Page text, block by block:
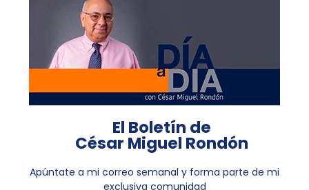
El Boletín de
César Miguel Rondón
Apúntate a mi correo semanal y forma parte de mi
exclusiva comunidad